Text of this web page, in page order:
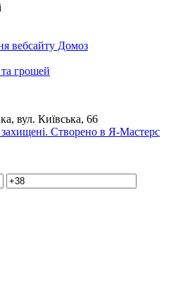
вебсайту Домоз
грошей
вул. Київська, 66
Створено в Я-Мастерс